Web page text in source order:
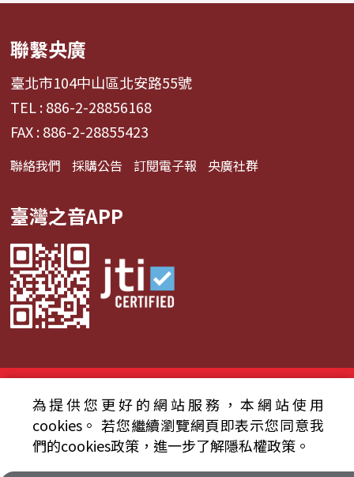
聯繫央廣
臺北市104中山區北安路55號
TEL : 886-2-28856168
FAX : 886-2-28855423
聯絡我們 採購公告 訂閱電子報 央廣社群
臺灣之音APP
© 2024財團法人中央廣播電臺 版權所有
資通安全政策聲明
服務條款 隱私權條款
為提供您更好的網站服務，本網站使用
cookies。 若您繼續瀏覽網頁即表示您同意我
們的cookies政策，進一步了解隱私權政策。